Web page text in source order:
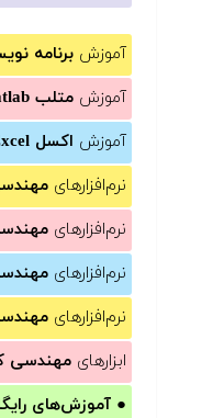
آموزش برنامه
آموزش متلب Matlab
آموزش اکسل Excel
نرم‌افزارهای
نرم‌افزارهای
نرم‌افزارهای
نرم‌افزارهای
ابزارهای مهندسی
● آموزش‌های